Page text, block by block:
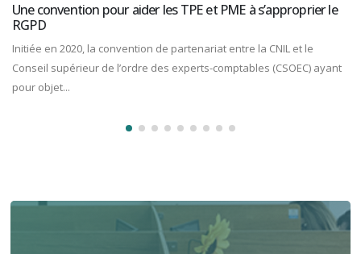
Une convention pour aider les TPE et PME à s’approprier le
RGPD
Initiée en 2020, la convention de partenariat entre la CNIL et le
Conseil supérieur de l’ordre des experts-comptables (CSOEC) ayant
pour objet...